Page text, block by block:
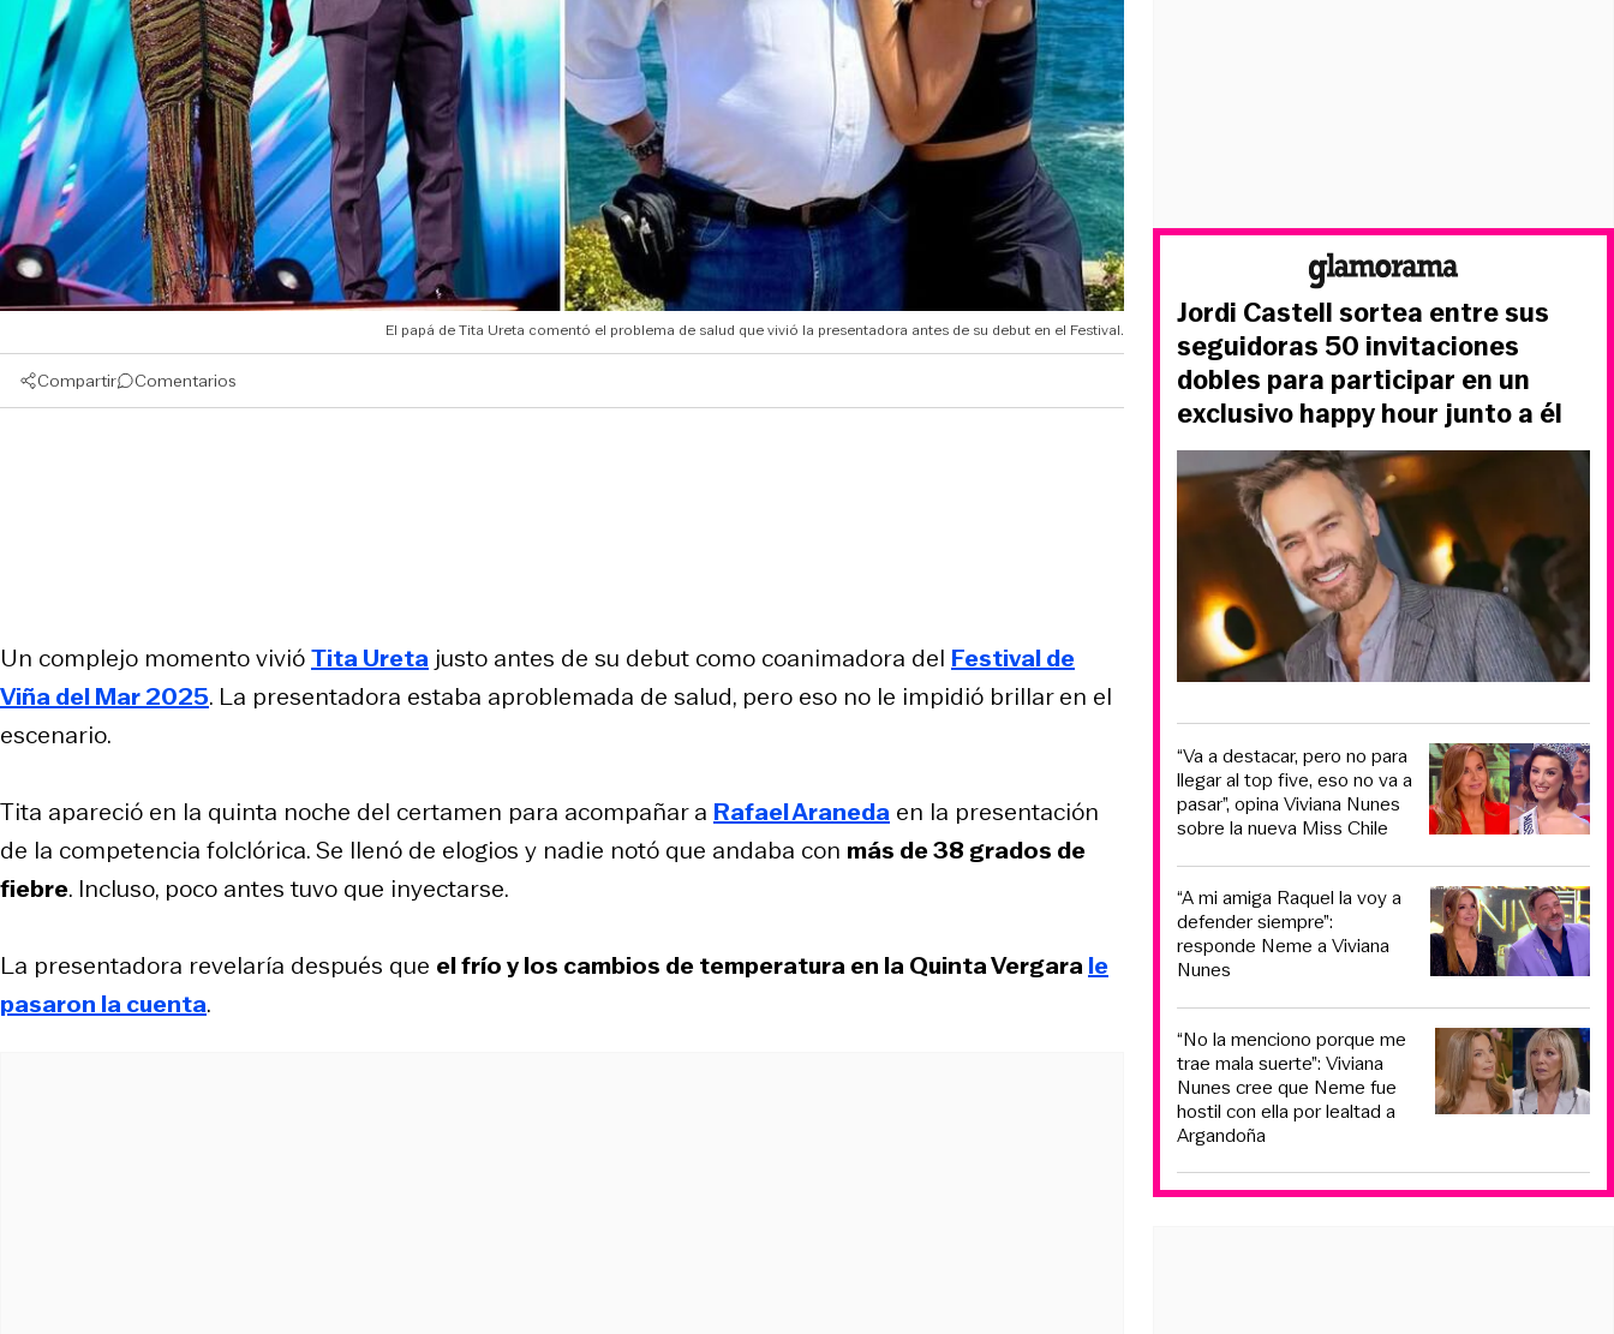
El papá de Tita Ureta comentó el problema de salud que vivió la presentadora antes de su debut en el Festival.
Compartir Comentarios
Un complejo momento vivióTita Ureta justo antes de su debut como coanimadora del Festival de
Viña del Mar 2025. La presentadora estaba aproblemada de salud, pero eso no le impidió brillar en el
escenario.
Tita apareció en la quinta noche del certamen para acompañar a Rafael Araneda en la presentación
de la competencia folclórica. Se llenó de elogios y nadie notó que andaba con más de 38 grados de
fiebre. Incluso, poco antes tuvo que inyectarse.
La presentadora revelaría después que el frío y los cambios de temperatura en la Quinta Vergarale
pasaron la cuenta.
Jordi Castell sortea entre sus
seguidoras 50 invitaciones
dobles para participar en un
exclusivo happy hour junto a él
“Va a destacar, pero no para
llegar al top five, eso no va a
pasar”, opina Viviana Nunes
sobre la nueva Miss Chile
“A mi amiga Raquel la voy a
defender siempre”:
responde Neme a Viviana
Nunes
“No la menciono porque me
trae mala suerte”: Viviana
Nunes cree que Neme fue
hostil con ella por lealtad a
Argandoña